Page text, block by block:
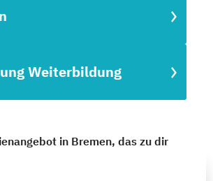
Weiterbildung
in Bremen, das zu dir